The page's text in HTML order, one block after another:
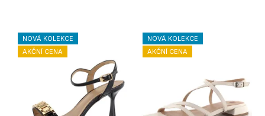
NOVÁ KOLEKCE
AKČNÍ CENA
NOVÁ KOLEKCE
AKČNÍ CENA